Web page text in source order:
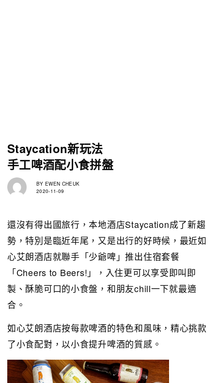
Staycation新玩法
手工啤酒配小食拼盤
BY EWEN CHEUK
2020-11-09
還沒有得出國旅行，本地酒店Staycation成了新趨
勢，特別是臨近年尾，又是出行的好時候，最近如
心艾朗酒店就聯手「少爺啤」推出住宿套餐
「Cheers to Beers!」，入住更可以享受即叫即
製、酥脆可口的小食盤，和朋友chill一下就最適
合。
如心艾朗酒店按每款啤酒的特色和風味，精心挑款
了小食配對，以小食提升啤酒的質感。